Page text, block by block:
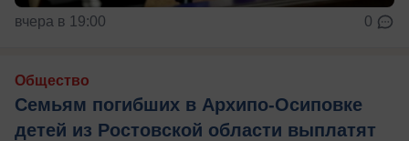
вчера в 19:00 0
Общество
Семьям погибших в Архипо-Осиповке
детей из Ростовской области выплатят